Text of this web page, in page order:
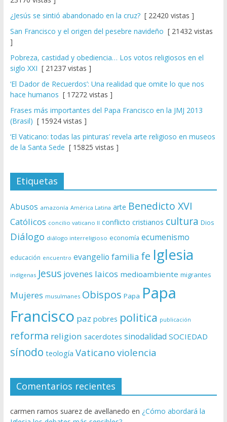
¿Jesús se sintió abandonado en la cruz?[ 22420 vistas ]
San Francisco y el origen del pesebre navideño [ 21432 vistas
]
Pobreza, castidad y obediencia… Los votos religiosos en el
siglo XXI [ 21237 vistas ]
‘El Dador de Recuerdos’: Una realidad que omite lo que nos
hace humanos [ 17272 vistas ]
Frases más importantes del Papa Francisco en la JMJ 2013
(Brasil) [ 15924 vistas ]
‘El Vaticano: todas las pinturas’ revela arte religioso en museos
de la Santa Sede [ 15825 vistas ]
Etiquetas
Abusos amazonía América Latina arte Benedicto XVI
Católicos concilio vaticano II conflicto cristianos cultura Dios
Diálogo diálogo interreligioso economía ecumenismo
educación encuentro evangelio familia fe Iglesia
indígenas Jesus jovenes laicos medioambiente migrantes
Mujeres musulmanes Obispos Papa Papa
Francisco paz pobres politica publicación
reforma religion sacerdotes sinodalidad SOCIEDAD
sínodo teología Vaticano violencia
Comentarios recientes
carmen ramos suarez de avellanedo en ¿Cómo abordará la